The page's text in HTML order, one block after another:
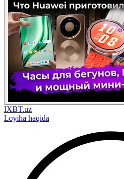
IXBT.uz
Loyiha haqida